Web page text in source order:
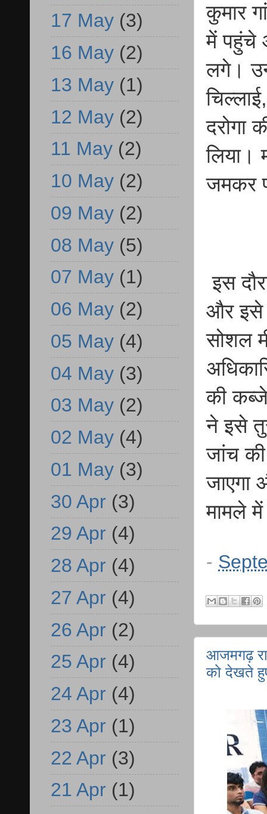
कुमार
में पहुंचे
लगे।
दरोगा
लिया।
जमकर
इस
और इसे
सोशल
की
ने इसे
जांच
जाएगा
मामले में
-
आजमगढ़
को देखते
17 May (3)
16 May (2)
13 May (1)
12 May (2)
11 May (2)
10 May (2)
09 May (2)
08 May (5)
07 May (1)
06 May (2)
05 May (4)
04 May (3)
03 May (2)
02 May (4)
01 May (3)
30 Apr (3)
29 Apr (4)
28 Apr (4)
27 Apr (4)
26 Apr (2)
25 Apr (4)
24 Apr (4)
23 Apr (1)
22 Apr (3)
21 Apr (1)